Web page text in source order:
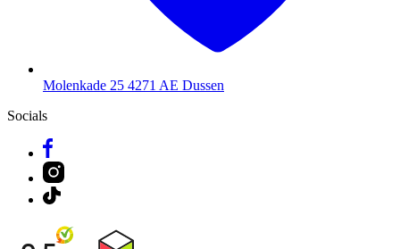
Molenkade 25 4271 AE Dussen
Socials